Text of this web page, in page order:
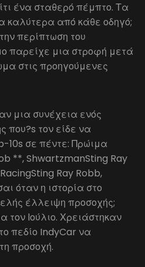
ένα σταθερό πέμπτο. Τα
καλύτερα από κάθε οδηγό;
περίπτωση του
παρείχε μια στροφή μετά
στις προηγούμενες
μια συνέχεια ενός
που?s τον είδε να
σε πέντε: Πρώιμα
**, ShwartzmanSting Ray
Ray Robb,
όταν η ιστορία στο
έλλειψη προσοχής;
τον Ιούλιο. Χρειάστηκαν
πεδίο IndyCar να
προσοχή.